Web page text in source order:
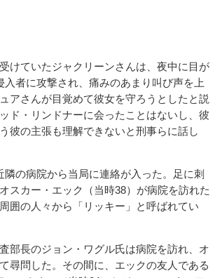
けていたジャクリーンさんは、夜中に目が
入者に攻撃され、痛みのあまり叫び声を上
アさんが目覚めて彼女を守ろうとしたと説
ド・リンドナーに会ったことはないし、彼
彼の主張も理解できないと刑事らに話し
の病院から当局に連絡が入った。足に刺
スカー・エック（当時38）が病院を訪れた
囲の人々から「リッキー」と呼ばれてい
部長のジョン・ワグル氏は病院を訪れ、オ
尋問した。その間に、エックの友人である